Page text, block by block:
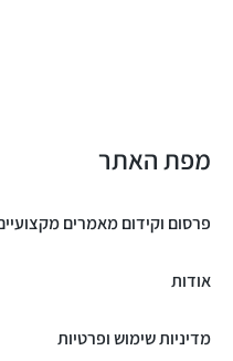
מפת האתר
פרסום וקידום מאמרים מקצועיים
אודות
מדיניות שימוש ופרטיות